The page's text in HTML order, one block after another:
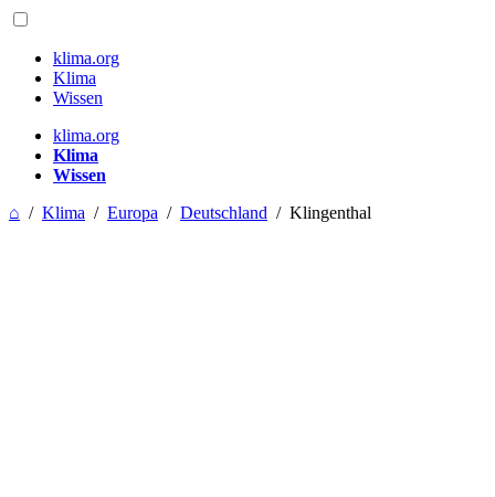
klima.org
Klima
Wissen
klima.org
Klima
Wissen
⌂ / Klima / Europa / Deutschland / Klingenthal